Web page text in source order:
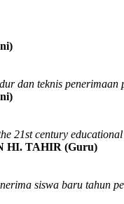
dan teknis
21st century
HI. TAHIR (Guru)
siswa baru tahun